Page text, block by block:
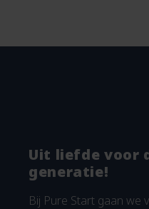
Uit liefde voor
generatie!
Bij Pure Start gaan we